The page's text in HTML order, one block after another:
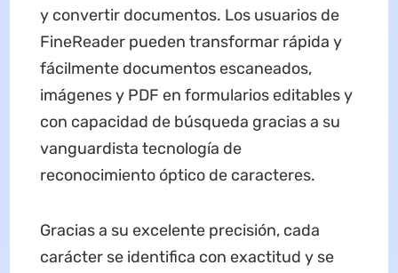
y convertir documentos. Los usuarios de
FineReader pueden transformar rápida y
fácilmente documentos escaneados,
imágenes y PDF en formularios editables y
con capacidad de búsqueda gracias a su
vanguardista tecnología de
reconocimiento óptico de caracteres.
Gracias a su excelente precisión, cada
carácter se identifica con exactitud y se